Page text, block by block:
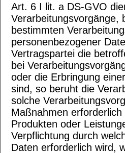
Art. 6 I lit. a DS-GVO
Verarbeitungsvorgänge,
bestimmten
personenbezogener
Vertragspartei die
bei
oder die Erbringung
sind, so beruht die
solche
Maßnahmen
Produkten oder
Verpflichtung durch
Daten erforderlich wird,